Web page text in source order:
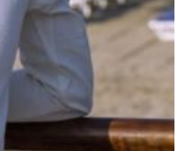
produit